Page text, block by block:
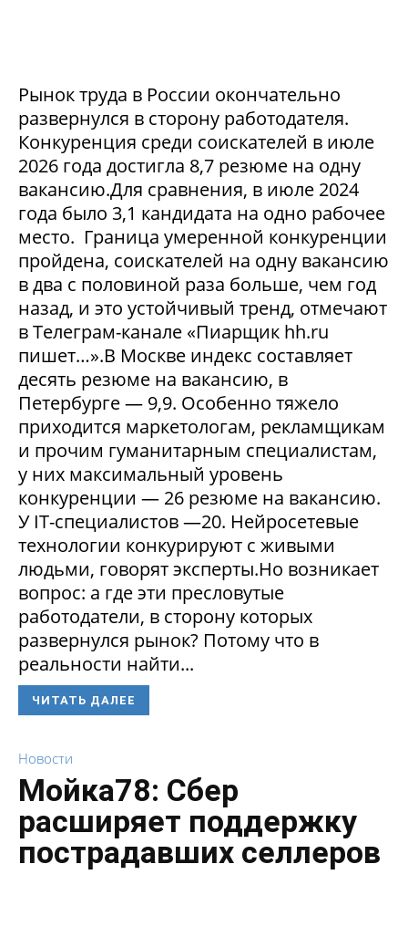
Рынок труда в России окончательно
развернулся в сторону работодателя.
Конкуренция среди соискателей в июле
2026 года достигла 8,7 резюме на одну
вакансию.Для сравнения, в июле 2024
года было 3,1 кандидата на одно рабочее
место. Граница умеренной конкуренции
пройдена, соискателей на одну вакансию
в два с половиной раза больше, чем год
назад, и это устойчивый тренд, отмечают
в Телеграм-канале «Пиарщик hh.ru
пишет…».В Москве индекс составляет
десять резюме на вакансию, в
Петербурге — 9,9. Особенно тяжело
приходится маркетологам, рекламщикам
и прочим гуманитарным специалистам,
у них максимальный уровень
конкуренции — 26 резюме на вакансию.
У IT-специалистов —20. Нейросетевые
технологии конкурируют с живыми
людьми, говорят эксперты.Но возникает
вопрос: а где эти пресловутые
работодатели, в сторону которых
развернулся рынок? Потому что в
реальности найти...
ЧИТАТЬ ДАЛЕЕ
Новости
Мойка78: Сбер
расширяет поддержку
пострадавших селлеров